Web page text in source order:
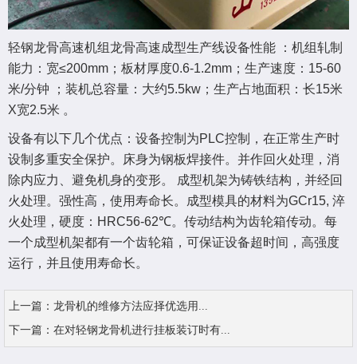
轻钢龙骨高速机组龙骨高速成型生产线设备性能 ：机组轧制
能力：宽≤200mm；板材厚度0.6-1.2mm；生产速度：15-60
米/分钟 ；装机总容量：大约5.5kw；生产占地面积：长15米
X宽2.5米 。
设备有以下几个优点：设备控制为PLC控制，在正常生产时
设制多重安全保护。床身为钢板焊接件。并作回火处理，消
除内应力、避免机身的变形。 成型机架为铸铁结构，并经回
火处理。强性高，使用寿命长。成型模具的材料为GCr15, 淬
火处理，硬度：HRC56-62℃。传动结构为齿轮箱传动。每
一个成型机架都有一个齿轮箱，可保证设备超时间，高强度
运行，并且使用寿命长。
上一篇： 龙骨机的维修方法应择优选用...
下一篇： 在对轻钢龙骨机进行挂板装订时有...